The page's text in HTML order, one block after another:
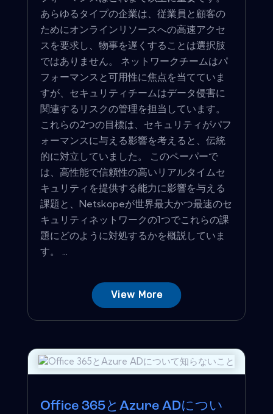
あらゆるタイプの企業は、従業員と顧客の
ためにオンラインリソースへの高速アクセ
スを要求し、物事を遅くすることは選択肢
ではありません。 ネットワークチームはパ
フォーマンスと可用性に焦点を当てていま
すが、セキュリティチームはデータ侵害に
関連するリスクの管理を担当しています。
これらの2つの目標は、セキュリティがパフ
ォーマンスに与える影響を考えると、伝統
的に対立していました。 このペーパーで
は、高性能で信頼性の高いリアルタイムセ
キュリティを提供する能力に影響を与える
課題と、Netskopeが世界最大かつ最速のセ
キュリティネットワークの1つでこれらの課
題にどのように対処するかを概説していま
す。 ...
View More
Office 365とAzure ADについ